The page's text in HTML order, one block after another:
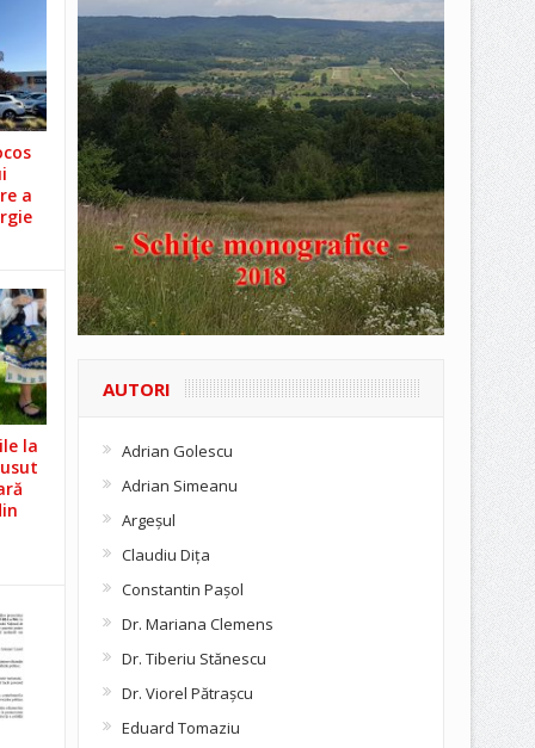
a
la
AUTORI
Adrian Golescu
Adrian Simeanu
Argeşul
Claudiu Diţa
Constantin Pașol
Dr. Mariana Clemens
Dr. Tiberiu Stănescu
Dr. Viorel Pătraşcu
Eduard Tomaziu